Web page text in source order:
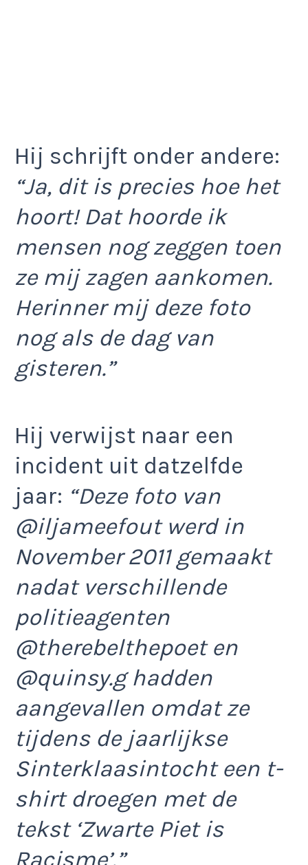
Hij schrijft onder andere:
“Ja, dit is precies hoe het
hoort! Dat hoorde ik
mensen nog zeggen toen
ze mij zagen aankomen.
Herinner mij deze foto
nog als de dag van
gisteren.”
Hij verwijst naar een
incident uit datzelfde
jaar: “Deze foto van
@iljameefout werd in
November 2011 gemaakt
nadat verschillende
politieagenten
@therebelthepoet en
@quinsy.g hadden
aangevallen omdat ze
tijdens de jaarlijkse
Sinterklaasintocht een t-
shirt droegen met de
tekst ‘Zwarte Piet is